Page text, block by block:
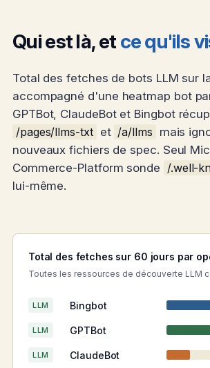
Qui est là, et ce qu'ils
Total des fetches de bots LLM sur
accompagné d'une heatmap bot
GPTBot, ClaudeBot et Bingbot
/pages/llms-txt et /a/llms mais
nouveaux fichiers de spec. Seul
Commerce-Platform sonde /.well-
lui-même.
Total des fetches sur 60 jours par
Toutes les ressources de découverte LLM
Bingbot
LLM
GPTBot
LLM
ClaudeBot
LLM